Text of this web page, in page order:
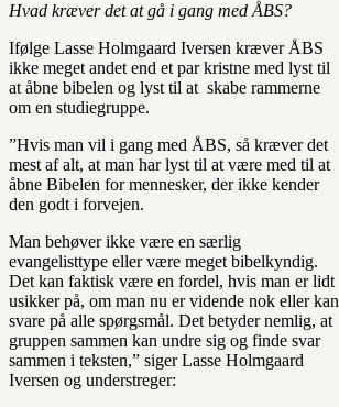
Hvad kræver det at gå i gang med ÅBS?
Ifølge Lasse Holmgaard Iversen kræver ÅBS
ikke meget andet end et par kristne med lyst til
at åbne bibelen og lyst til at skabe rammerne
om en studiegruppe.
”Hvis man vil i gang med ÅBS, så kræver det
mest af alt, at man har lyst til at være med til at
åbne Bibelen for mennesker, der ikke kender
den godt i forvejen.
Man behøver ikke være en særlig
evangelisttype eller være meget bibelkyndig.
Det kan faktisk være en fordel, hvis man er lidt
usikker på, om man nu er vidende nok eller kan
svare på alle spørgsmål. Det betyder nemlig, at
gruppen sammen kan undre sig og finde svar
sammen i teksten,” siger Lasse Holmgaard
Iversen og understreger: